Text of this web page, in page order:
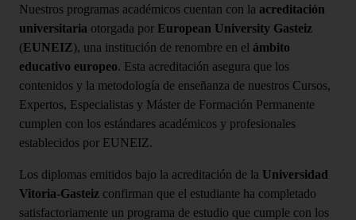
Nuestros programas académicos cuentan con la acreditación
universitaria otorgada por European University Gasteiz
(EUNEIZ), una institución de renombre en el ámbito
educativo europeo. Esta acreditación asegura que los
contenidos y la metodología de enseñanza de nuestros Cursos,
Expertos, Especialistas y Máster de Formación Permanente
cumplen con los estándares académicos y profesionales
establecidos por EUNEIZ.
Los diplomas emitidos bajo la acreditación de la Universidad
Vitoria-Gasteiz confirman que el estudiante ha completado
satisfactoriamente un programa de estudio que cumple con los